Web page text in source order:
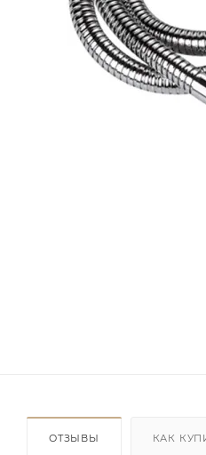
ОТЗЫВЫ КАК